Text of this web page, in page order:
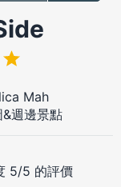
Mah
週邊景點
5/5 的評價